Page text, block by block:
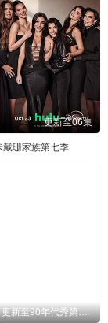
更新至06集
戴珊家族第七季
更新至90年代秀第3季-07-免费在线观看-爱壹帆国际版